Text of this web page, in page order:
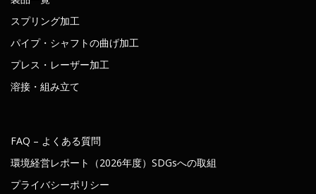
スプリング加工
パイプ・シャフトの曲げ加工
プレス・レーザー加工
溶接・組み立て
FAQ – よくある質問
環境経営レポート（2026年度）SDGsへの取組
プライバシーポリシー